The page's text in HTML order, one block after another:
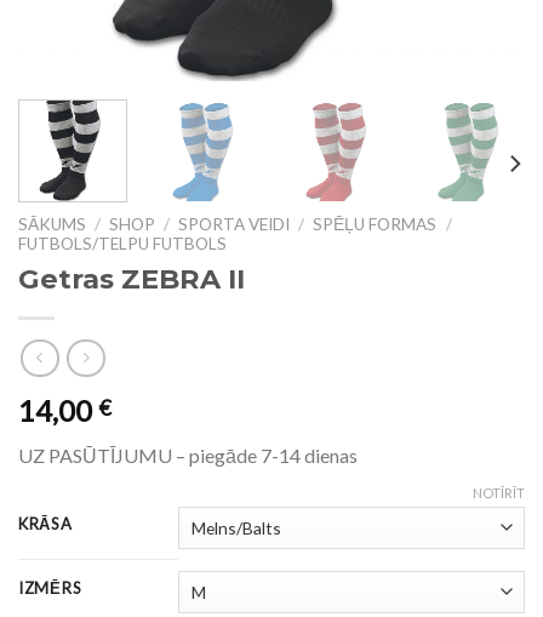
SĀKUMS / SHOP / SPORTA VEIDI / SPĒĻU FORMAS
/
FUTBOLS/TELPU FUTBOLS
Getras ZEBRA II
14,00€
UZ PASŪTĪJUMU – piegāde 7-14 dienas
KRĀSA
IZMĒRS
NOTĪRĪT